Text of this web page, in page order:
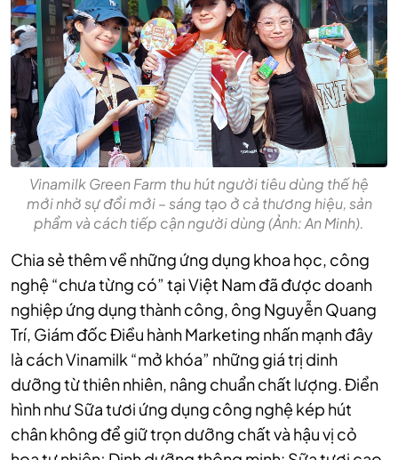
Vinamilk Green Farm thu hút người tiêu dùng thế hệ
mới nhờ sự đổi mới – sáng tạo ở cả thương hiệu, sản
phẩm và cách tiếp cận người dùng (Ảnh: An Minh).
Chia sẻ thêm về những ứng dụng khoa học, công
nghệ “chưa từng có” tại Việt Nam đã được doanh
nghiệp ứng dụng thành công, ông Nguyễn Quang
Trí, Giám đốc Điều hành Marketing nhấn mạnh đây
là cách Vinamilk “mở khóa” những giá trị dinh
dưỡng từ thiên nhiên, nâng chuẩn chất lượng. Điển
hình như Sữa tươi ứng dụng công nghệ kép hút
chân không để giữ trọn dưỡng chất và hậu vị cỏ